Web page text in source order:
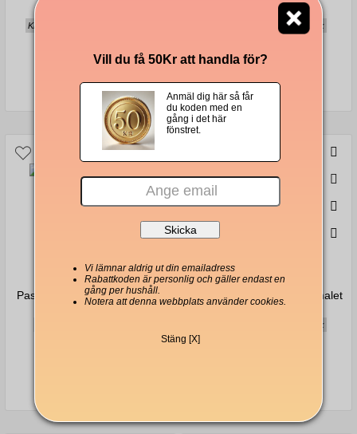
Krämigt, kraftfullt, syditaliensk stil
340 Kr
kaffebönor 1000g
Krämig, traditionell, aromatisk
339 Kr
Passalacqua Cremador malet
Passalacqua Cremador malet
Krämig, traditionell, aromatisk
Vill du få 50Kr att handla för?
Anmäl dig här så får
du koden med en
gång i det här
fönstret.
Vi lämnar aldrig ut din emailadress
Rabattkoden är personlig och gäller endast en
gång per hushåll.
Notera att denna webbplats använder cookies.
Stäng [X]